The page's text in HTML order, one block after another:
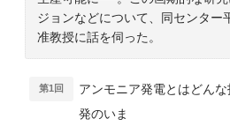
ジョンなどについて、同センター
准教授に話を伺った。
第1回
アンモニア発電とはどん
発のいま